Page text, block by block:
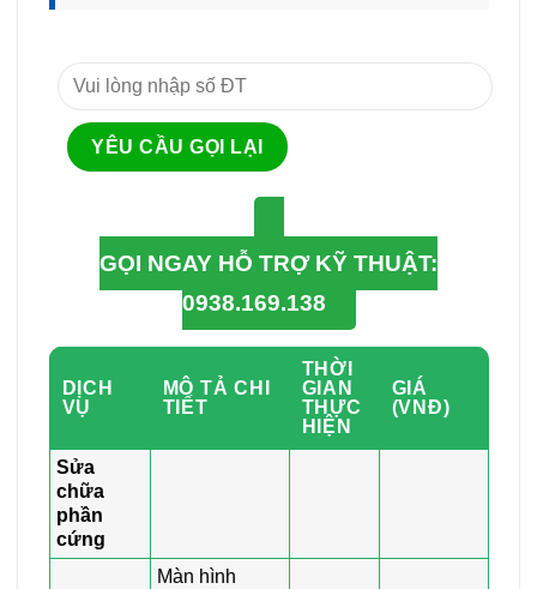
GỌI NGAY HỖ TRỢ KỸ THUẬT:
0938.169.138
DỊCH
VỤ
MÔ TẢ CHI
TIẾT
THỜI
GIAN
THỰC
HIỆN
GIÁ
(VNĐ)
Sửa
chữa
phần
cứng
Màn hình